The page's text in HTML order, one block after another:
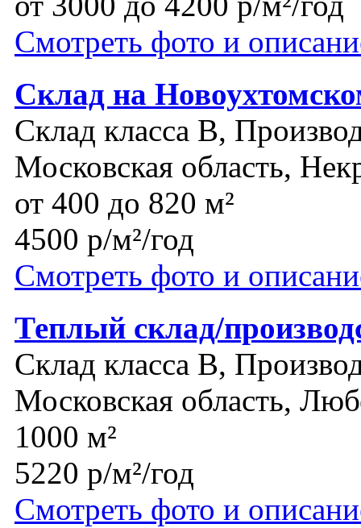
Смотреть фото и
Склад на
Склад класса B,
Московская область,
от 400 до 820 м²
4500 р/м²/год
Смотреть фото и
Теплый склад/
Склад класса B,
Московская область,
1000 м²
5220 р/м²/год
Смотреть фото и